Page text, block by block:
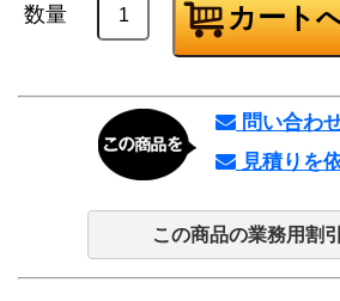
数量
問い合わ
見積りを
この商品の業務用割